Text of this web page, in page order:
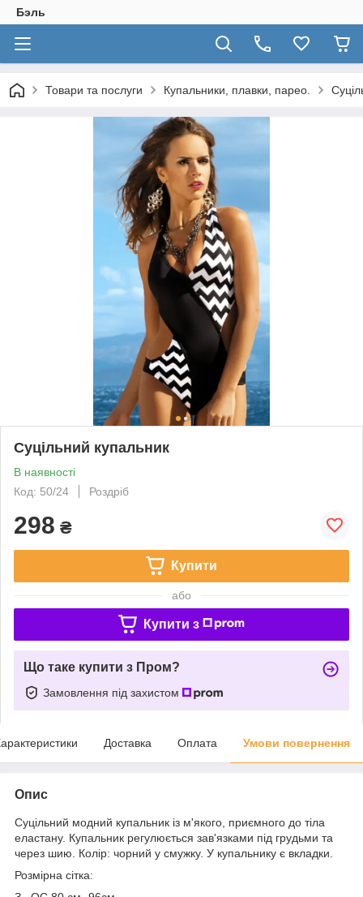
Бэль
Товари та послуги Купальники, плавки, парео.
Суцільний купальник
В наявності
Код: 50/24
Роздріб
298 ₴
Купити
або
Купити з
Що таке купити з Пром?
Замовлення під захистом
Доставка Оплата Умови повернення
Опис
Суцільний модний купальник із м'якого, приємного до тіла
еластану. Купальник регулюється зав'язками під грудьми та
через шию. Колір: чорний у смужку. У купальнику є вкладки.
Розмірна сітка: